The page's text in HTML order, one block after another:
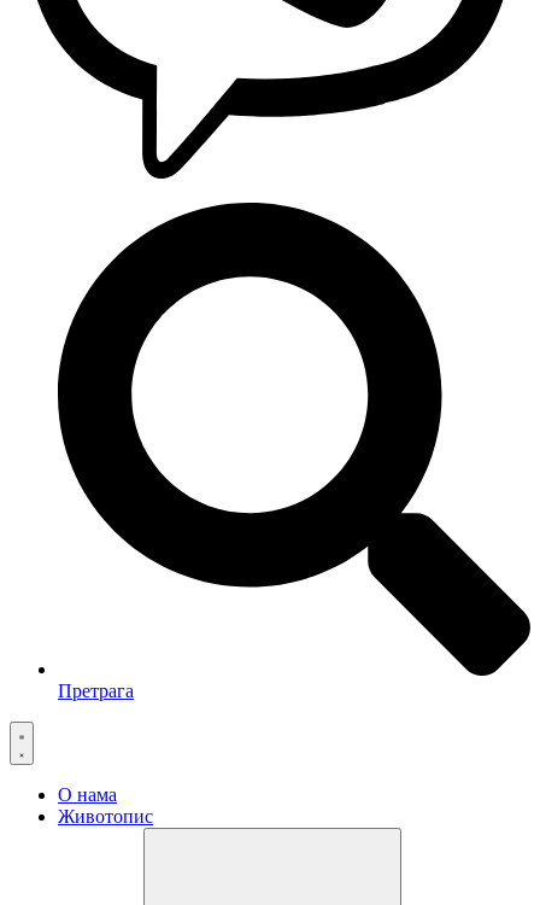
Претрага
О нама
Животопис